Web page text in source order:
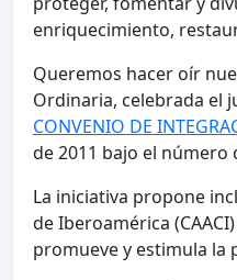
enriquecimiento,
Queremos hacer oír
Ordinaria, celebrada el
CONVENIO DE
de 2011 bajo el número
La iniciativa propone
de Iberoamérica
promueve y estimula la